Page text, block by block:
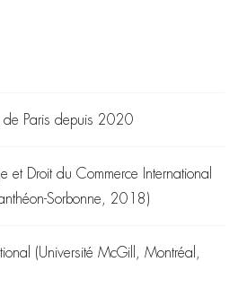
Paris depuis 2020
et Droit du Commerce International
Sorbonne, 2018)
(Université McGill, Montréal,